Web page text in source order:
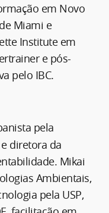
em Novo
Miami e
Institute em
e pós-
pelo IBC.
pela
diretora da
Mikai
Ambientais,
pela USP,